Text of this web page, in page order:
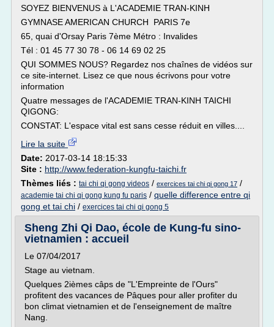
SOYEZ BIENVENUS à L'ACADEMIE TRAN-KINH
GYMNASE AMERICAN CHURCH PARIS 7e
65, quai d'Orsay Paris 7ème Métro : Invalides
Tél : 01 45 77 30 78 - 06 14 69 02 25
QUI SOMMES NOUS? Regardez nos chaînes de vidéos sur
ce site-internet. Lisez ce que nous écrivons pour votre
information
Quatre messages de l'ACADEMIE TRAN-KINH TAICHI
QIGONG:
CONSTAT: L'espace vital est sans cesse réduit en villes....
Lire la suite
Date: 2017-03-14 18:15:33
Site : http://www.federation-kungfu-taichi.fr
Thèmes liés : tai chi qi gong videos / exercices tai chi qi gong 17 /
academie tai chi qi gong kung fu paris / quelle difference entre qi
gong et tai chi / exercices tai chi qi gong 5
Sheng Zhi Qi Dao, école de Kung-fu sino-
vietnamien : accueil
Le 07/04/2017
Stage au vietnam.
Quelques 2ièmes câps de "L'Empreinte de l'Ours"
profitent des vacances de Pâques pour aller profiter du
bon climat vietnamien et de l'enseignement de maître
Nang.